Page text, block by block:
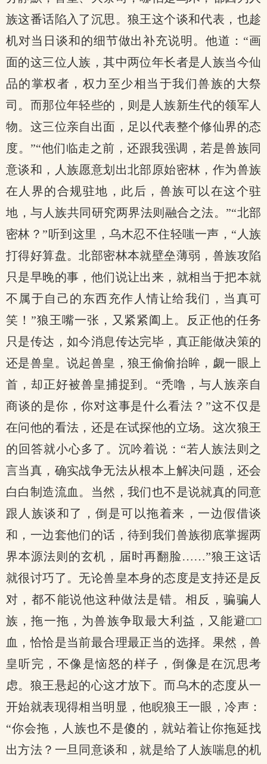
族这番话陷入了沉思。狼王这个谈和代表，也趁
机对当日谈和的细节做出补充说明。他道：“画
面的这三位人族，其中两位年长者是人族当今仙
品的掌权者，权力至少相当于我们兽族的大祭
司。而那位年轻些的，则是人族新生代的领军人
物。这三位亲自出面，足以代表整个修仙界的态
度。”“他们临走之前，还跟我强调，若是兽族同
意谈和，人族愿意划出北部原始密林，作为兽族
在人界的合规驻地，此后，兽族可以在这个驻
地，与人族共同研究两界法则融合之法。”“北部
密林？”听到这里，乌木忍不住轻嗤一声，“人族
打得好算盘。北部密林本就壁垒薄弱，兽族攻陷
只是早晚的事，他们说让出来，就相当于把本就
不属于自己的东西充作人情让给我们，当真可
笑！”狼王嘴一张，又紧紧阖上。反正他的任务
只是传达，如今消息传达完毕，真正能做决策的
还是兽皇。说起兽皇，狼王偷偷抬眸，觑一眼上
首，却正好被兽皇捕捉到。“秃噜，与人族亲自
商谈的是你，你对这事是什么看法？”这不仅是
在问他的看法，还是在试探他的立场。这次狼王
的回答就小心多了。沉吟着说：“若人族法则之
言当真，确实战争无法从根本上解决问题，还会
白白制造流血。当然，我们也不是说就真的同意
跟人族谈和了，倒是可以拖着来，一边假借谈
和，一边套他们的话，待到我们兽族彻底掌握两
界本源法则的玄机，届时再翻脸……”狼王这话
就很讨巧了。无论兽皇本身的态度是支持还是反
对，都不能说他这种做法是错。相反，骗骗人
族，拖一拖，为兽族争取最大利益，又能避□□
血，恰恰是当前最合理最正当的选择。果然，兽
皇听完，不像是恼怒的样子，倒像是在沉思考
虑。狼王悬起的心这才放下。而乌木的态度从一
开始就表现得相当明显，他睨狼王一眼，冷声：
“你会拖，人族也不是傻的，就站着让你拖延找
出方法？一旦同意谈和，就是给了人族喘息的机